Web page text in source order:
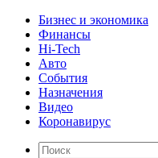
Бизнес и экономика
Финансы
Hi-Tech
Авто
События
Назначения
Видео
Коронавирус